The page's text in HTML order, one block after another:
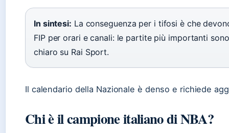
In sintesi: La conseguenza per i tifosi è che
FIP per orari e canali: le partite più importanti
chiaro su Rai Sport.
Il calendario della Nazionale è denso e richiede
Chi è il campione italiano di NBA?